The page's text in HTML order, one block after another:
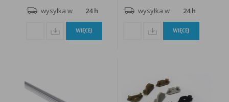
wysyłka w
24 h
WIĘCEJ
wysyłka w
24 h
WIĘCEJ